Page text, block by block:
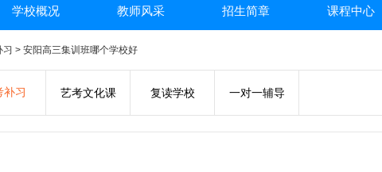
学校概况 教师风采 招生简章 课程中心
> 安阳高三集训班哪个学校好
补习 艺考文化课 复读学校 一对一辅导